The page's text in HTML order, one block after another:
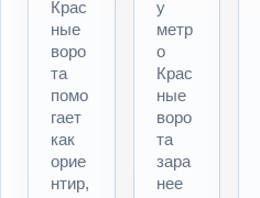
Крас
ные
воро
та
помо
гает
как
орие
нтир,
у
метр
о
Крас
ные
воро
та
зара
нее